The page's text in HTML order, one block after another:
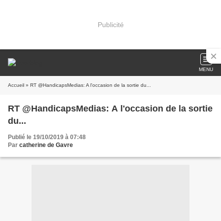
Publicité
MENU
Accueil » RT @HandicapsMedias: A l'occasion de la sortie du...
RT @HandicapsMedias: A l'occasion de la sortie
du...
Publié le 19/10/2019 à 07:48
Par catherine de Gavre